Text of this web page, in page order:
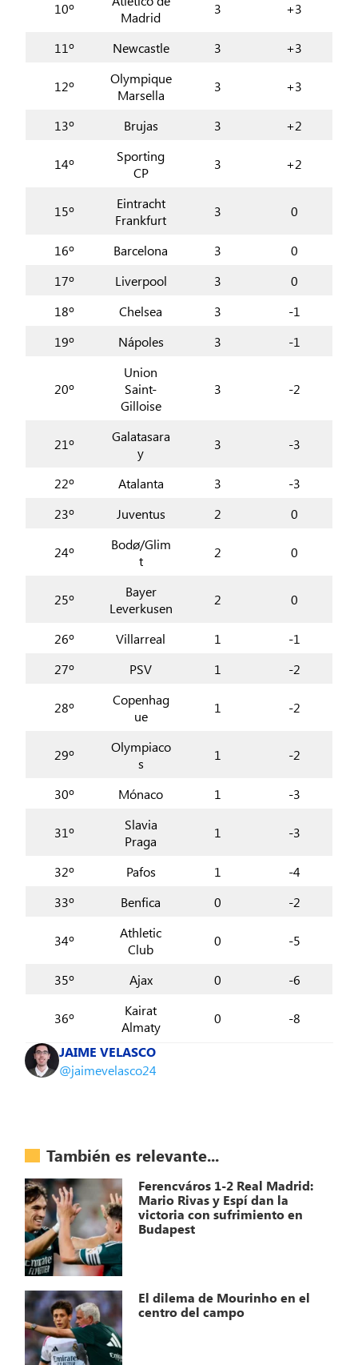
10º
Madrid
3 +3
11º Newcastle 3 +3
12º
Olympique
Marsella
3 +3
13º Brujas 3 +2
14º
Sporting
CP
3 +2
15º
Eintracht
Frankfurt
3 0
16º Barcelona 3
0
17º
Liverpool 3
0
18º
Chelsea 3
-1
19º
Nápoles 3 -1
20º
Union
Saint-
Gilloise
3 -2
21º
Galatasara
y
3 -3
22º Atalanta 3
-3
23º
Juventus 2 0
24º
Bodø/Glim
t
2 0
25º
Bayer
Leverkusen
2 0
26º Villarreal 1
-1
27º
PSV 1 -2
28º
Copenhag
ue
1 -2
29º
Olympiaco
s
1 -2
30º Mónaco 1 -3
31º
Slavia
Praga
1 -3
32º Pafos 1
-4
33º
Benfica 0 -2
34º
Athletic
Club
0 -5
35º Ajax 0 -6
36º
Kairat
Almaty
0
-8
JAIME VELASCO
@jaimevelasco24
También es relevante...
Ferencváros 1-2 Real Madrid:
Mario Rivas y Espí dan la
victoria con sufrimiento en
Budapest
El dilema de Mourinho en el
centro del campo